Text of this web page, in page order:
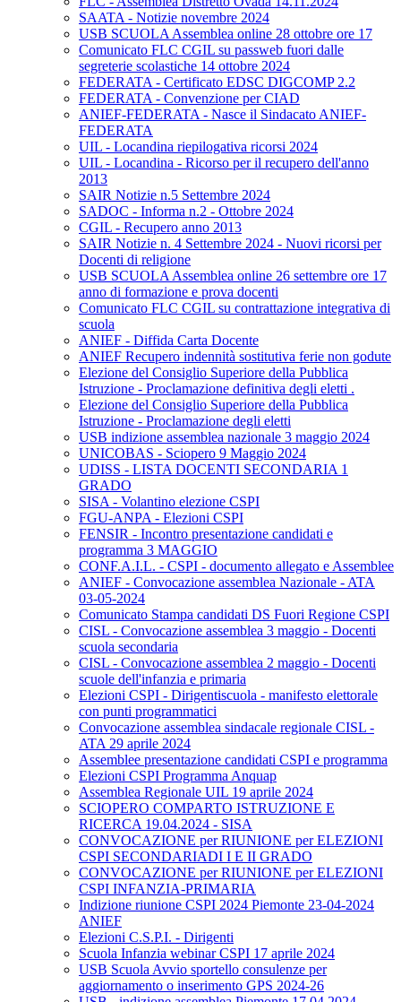
SAATA - Notizie novembre 2024
USB SCUOLA Assemblea online 28 ottobre ore 17
Comunicato FLC CGIL su passweb fuori dalle
segreterie scolastiche 14 ottobre 2024
FEDERATA - Certificato EDSC DIGCOMP 2.2
FEDERATA - Convenzione per CIAD
ANIEF-FEDERATA - Nasce il Sindacato ANIEF-
FEDERATA
UIL - Locandina riepilogativa ricorsi 2024
UIL - Locandina - Ricorso per il recupero dell'anno
2013
SAIR Notizie n.5 Settembre 2024
SADOC - Informa n.2 - Ottobre 2024
CGIL - Recupero anno 2013
SAIR Notizie n. 4 Settembre 2024 - Nuovi ricorsi per
Docenti di religione
USB SCUOLA Assemblea online 26 settembre ore 17
anno di formazione e prova docenti
Comunicato FLC CGIL su contrattazione integrativa di
scuola
ANIEF - Diffida Carta Docente
ANIEF Recupero indennità sostitutiva ferie non godute
Elezione del Consiglio Superiore della Pubblica
Istruzione - Proclamazione definitiva degli eletti .
Elezione del Consiglio Superiore della Pubblica
Istruzione - Proclamazione degli eletti
USB indizione assemblea nazionale 3 maggio 2024
UNICOBAS - Sciopero 9 Maggio 2024
UDISS - LISTA DOCENTI SECONDARIA 1
GRADO
SISA - Volantino elezione CSPI
FGU-ANPA - Elezioni CSPI
FENSIR - Incontro presentazione candidati e
programma 3 MAGGIO
CONF.A.I.L. - CSPI - documento allegato e Assemblee
ANIEF - Convocazione assemblea Nazionale - ATA
03-05-2024
Comunicato Stampa candidati DS Fuori Regione CSPI
CISL - Convocazione assemblea 3 maggio - Docenti
scuola secondaria
CISL - Convocazione assemblea 2 maggio - Docenti
scuole dell'infanzia e primaria
Elezioni CSPI - Dirigentiscuola - manifesto elettorale
con punti programmatici
Convocazione assemblea sindacale regionale CISL -
ATA 29 aprile 2024
Assemblee presentazione candidati CSPI e programma
Elezioni CSPI Programma Anquap
Assemblea Regionale UIL 19 aprile 2024
SCIOPERO COMPARTO ISTRUZIONE E
RICERCA 19.04.2024 - SISA
CONVOCAZIONE per RIUNIONE per ELEZIONI
CSPI SECONDARIADI I E II GRADO
CONVOCAZIONE per RIUNIONE per ELEZIONI
CSPI INFANZIA-PRIMARIA
Indizione riunione CSPI 2024 Piemonte 23-04-2024
ANIEF
Elezioni C.S.P.I. - Dirigenti
Scuola Infanzia webinar CSPI 17 aprile 2024
USB Scuola Avvio sportello consulenze per
aggiornamento o inserimento GPS 2024-26